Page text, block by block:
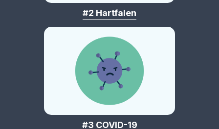
#2 Hartfalen
#3 COVID-19